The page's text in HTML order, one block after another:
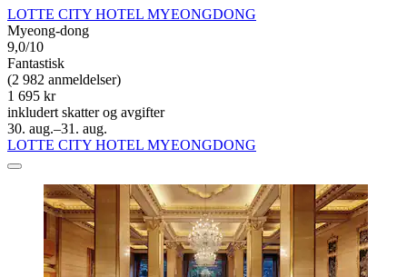
LOTTE CITY HOTEL MYEONGDONG
Myeong-dong
9,0/10
Fantastisk
(2 982 anmeldelser)
1 695 kr
inkludert skatter og avgifter
30. aug.–31. aug.
LOTTE CITY HOTEL MYEONGDONG